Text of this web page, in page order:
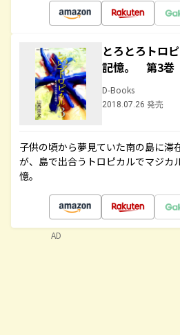
とろとろトロ
記憶。 第3巻
D-Books
2018.07.26 発売
子供の頃から夢見ていた南の島に滞
が、島で出合うトロピカルでマジカ
憶。
AD